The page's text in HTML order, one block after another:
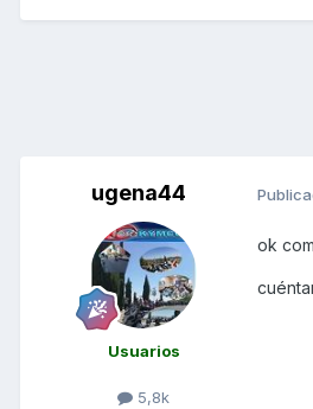
ugena44
Usuarios
5,8k
ok